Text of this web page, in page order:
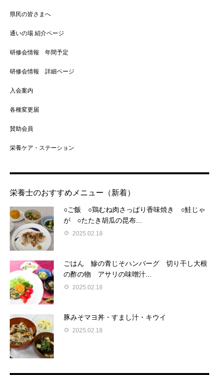
県民の皆さまへ
通いの場 紹介ページ
研修会情報 年間予定
研修会情報 詳細ページ
入会案内
各種変更届
賛助会員
栄養ケア・ステーション
栄養士のおすすめメニュー（新着）
○ご飯 ○鶏むね肉さっぱり香味焼き ○鮭じゃ
が ○たたき胡瓜の昆布...
2025.02.18
ごはん 鰺の青じそハンバーグ 切り干し大根
の酢の物 アサリの味噌汁...
2025.02.18
豚みそマヨ丼・すまし汁・キウイ
2025.02.18